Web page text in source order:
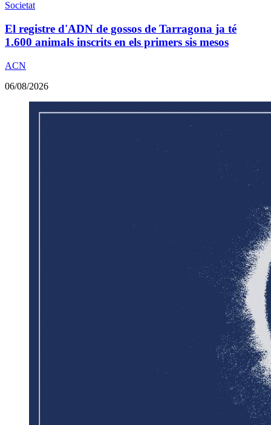
Societat
El registre d'ADN de gossos de Tarragona ja té
1.600 animals inscrits en els primers sis mesos
ACN
06/08/2026